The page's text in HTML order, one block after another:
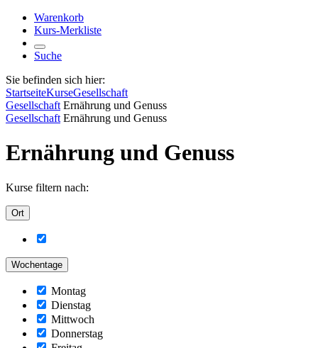
Warenkorb
Kurs-Merkliste
Suche
Sie befinden sich hier:
StartseiteKurseGesellschaft
Gesellschaft Ernährung und Genuss
Gesellschaft Ernährung und Genuss
Ernährung und Genuss
Kurse filtern nach:
Ort
Wochentage
Montag
Dienstag
Mittwoch
Donnerstag